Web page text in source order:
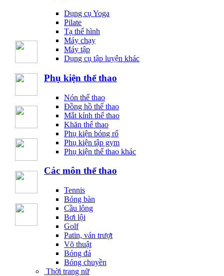
Dụng cụ Yoga
Pilate
Tạ thể hình
Máy chạy
Máy tập
Dụng cụ tập luyện khác
Phụ kiện thể thao
Nón thể thao
Đồng hồ thể thao
Mắt kính thể thao
Khăn thể thao
Phụ kiện bóng rổ
Phụ kiện tập gym
Phụ kiện thể thao khác
Các môn thể thao
Tennis
Bóng bàn
Cầu lông
Bơi lội
Golf
Patin, ván trượt
Võ thuật
Bóng đá
Bóng chuyền
Thời trang nữ